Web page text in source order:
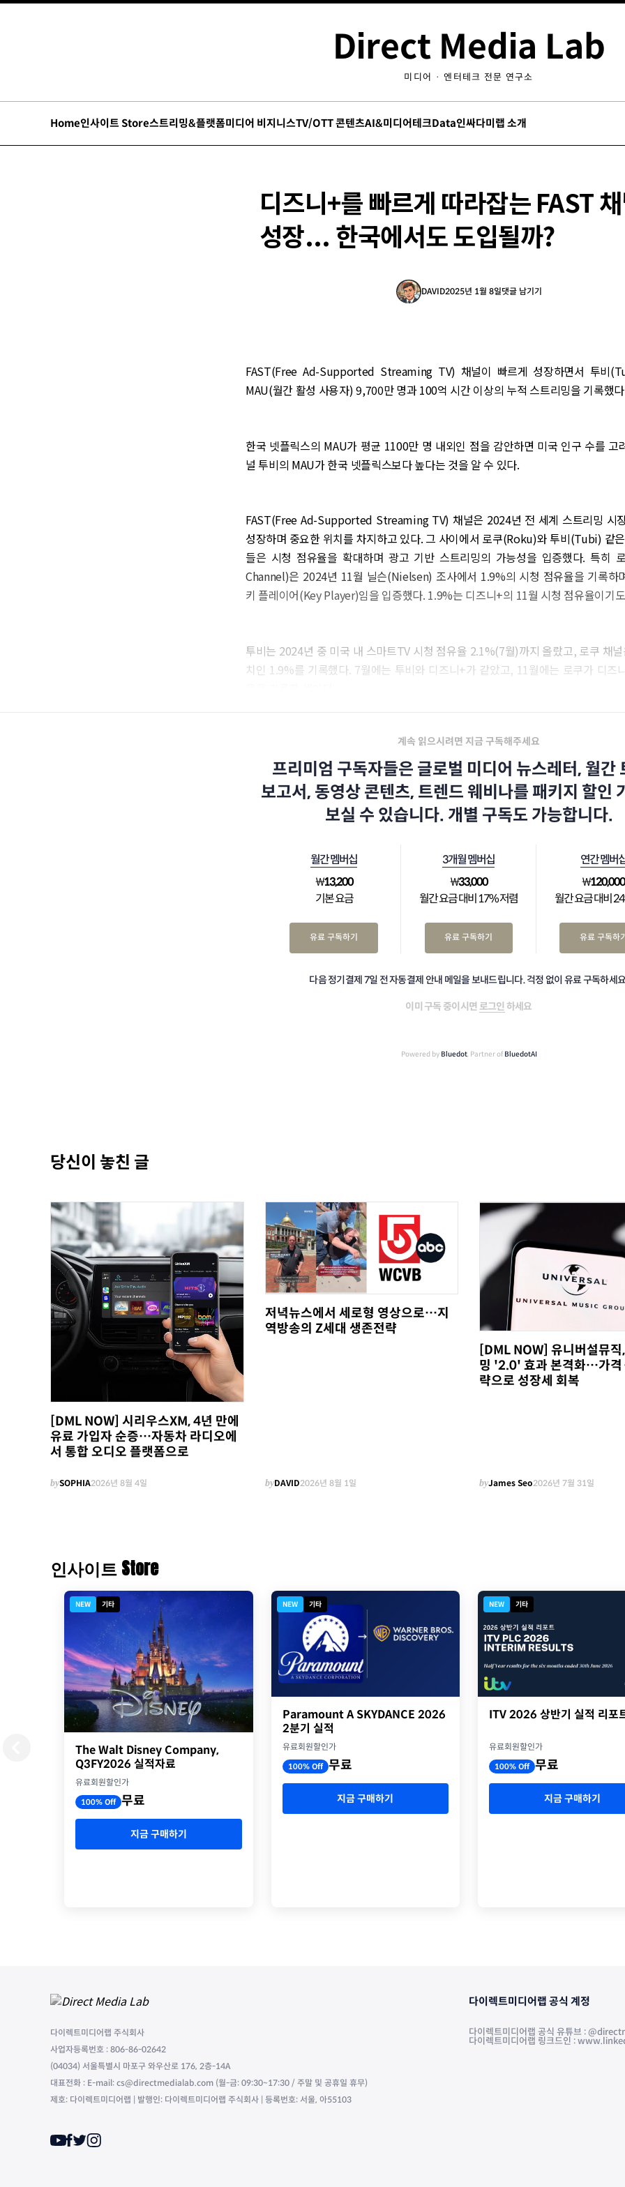
Direct Media Lab
미디어 · 엔터테크 전문 연구소
Home인사이트 Store스트리밍&플랫폼미디어 비지니스TV/OTT 콘텐츠AI&미디어테크Data인싸다미랩 소개
디즈니+를 빠르게 따라잡는 FAST
성장... 한국에서도 도입될까?
DAVID2025년 1월 8일댓글 남기기
FAST(Free Ad-Supported Streaming TV) 채널이 빠르게 성장하면서 투비
MAU(월간 활성 사용자) 9,700만 명과 100억 시간 이상의 누적 스트리밍을 기록했
한국 넷플릭스의 MAU가 평균 1100만 명 내외인 점을 감안하면 미국 인구 수를 고
널 투비의 MAU가 한국 넷플릭스보다 높다는 것을 알 수 있다.
FAST(Free Ad-Supported Streaming TV) 채널은 2024년 전 세계 스트리밍 시
성장하며 중요한 위치를 차지하고 있다. 그 사이에서 로쿠(Roku)와 투비(Tubi) 같
들은 시청 점유율을 확대하며 광고 기반 스트리밍의 가능성을 입증했다. 특히
Channel)은 2024년 11월 닐슨(Nielsen) 조사에서 1.9%의 시청 점유율을 기록하
키 플레이어(Key Player)임을 입증했다. 1.9%는 디즈니+의 11월 시청 점유율이기
투비는 2024년 중 미국 내 스마트TV 시청 점유율 2.1%(7월)까지 올랐고, 로쿠 채
치인 1.9%를 기록했다. 7월에는 투비와 디즈니+가 같았고, 11월에는 로쿠가 디즈
계속 읽으시려면 지금 구독해주세요
프리미엄 구독자들은 글로벌 미디어 뉴스레터, 월간
보고서, 동영상 콘텐츠, 트렌드 웨비나를 패키지 할인
보실 수 있습니다. 개별 구독도 가능합니다.
월간 멤버십
₩13,200
기본 요금
유료 구독하기
3개월 멤버십
₩33,000
월간 요금 대비 17% 저렴
유료 구독하기
연간 멤버
₩120,000
월간 요금 대비
유료 구독하
다음 정기결제 7일 전 자동결제 안내 메일을 보내드립니다. 걱정 없이 유료 구독하세
이미 구독 중이시면 로그인 하세요
Powered by Bluedot, Partner of BluedotAI
당신이 놓친 글
[DML NOW] 시리우스XM, 4년 만에
유료 가입자 순증…자동차 라디오에
서 통합 오디오 플랫폼으로
bySOPHIA2026년 8월 4일
저녁뉴스에서 세로형 영상으로…지
역방송의 Z세대 생존전략
byDAVID2026년 8월 1일
[DML NOW] 유니버설뮤
밍 '2.0' 효과 본격화…가격
략으로 성장세 회복
byJames Seo2026년 7월 31일
인사이트 Store
NEW 기타
The Walt Disney Company,
Q3FY2026 실적자료
유료회원할인가
100% Off 무료
지금 구매하기
NEW 기타
Paramount A SKYDANCE 2026
2분기 실적
유료회원할인가
100% Off 무료
지금 구매하기
NEW 기타
ITV 2026 상반기 실적 리포
유료회원할인가
100% Off 무료
지금 구매하기
다이렉트미디어랩 주식회사
사업자등록번호 : 806-86-02642
(04034) 서울특별시 마포구 와우산로 176, 2층-14A
대표전화 : E-mail: cs@directmedialab.com (월-금: 09:30~17:30 / 주말 및 공휴일 휴무)
제호: 다이렉트미디어랩 | 발행인: 다이렉트미디어랩 주식회사 | 등록번호: 서울, 아55103
다이렉트미디어랩 공식 계정
다이렉트미디어랩 공식 유튜브 :
다이렉트미디어랩 링크드인 :